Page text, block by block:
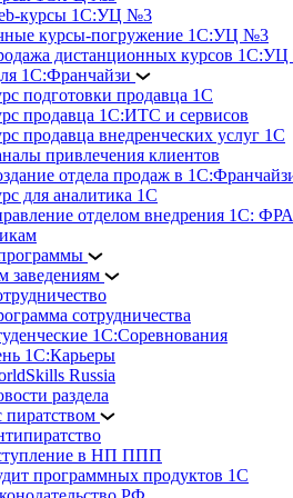
курсы 1С:УЦ №3
курсы-погружение 1С:УЦ №3
дистанционных курсов
1С:Франчайзи
подготовки продавца 1С
продавца 1С:ИТС и сервисов
продавца внедренческих услуг 1С
привлечения клиентов
отдела продаж в
для аналитика 1С
отделом внедрения 1С:
заведениям
сотрудничества
1С:Соревнования
1С:Карьеры
Russia
раздела
пиратством
в НП ППП
программных продуктов 1С